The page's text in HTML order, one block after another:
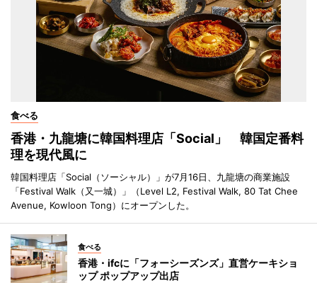
食べる
香港・九龍塘に韓国料理店「Social」 韓国定番料
理を現代風に
韓国料理店「Social（ソーシャル）」が7月16日、九龍塘の商業施設
「Festival Walk（又一城）」（Level L2, Festival Walk, 80 Tat Chee
Avenue, Kowloon Tong）にオープンした。
食べる
香港・ifcに「フォーシーズンズ」直営ケーキショ
ップ ポップアップ出店